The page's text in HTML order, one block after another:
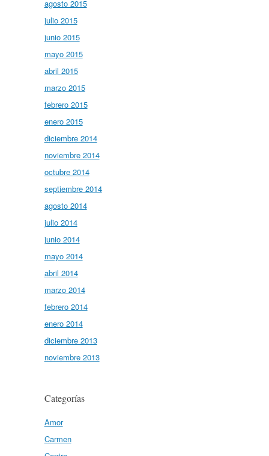
agosto 2015
julio 2015
junio 2015
mayo 2015
abril 2015
marzo 2015
febrero 2015
enero 2015
diciembre 2014
noviembre 2014
octubre 2014
septiembre 2014
agosto 2014
julio 2014
junio 2014
mayo 2014
abril 2014
marzo 2014
febrero 2014
enero 2014
diciembre 2013
noviembre 2013
Categorías
Amor
Carmen